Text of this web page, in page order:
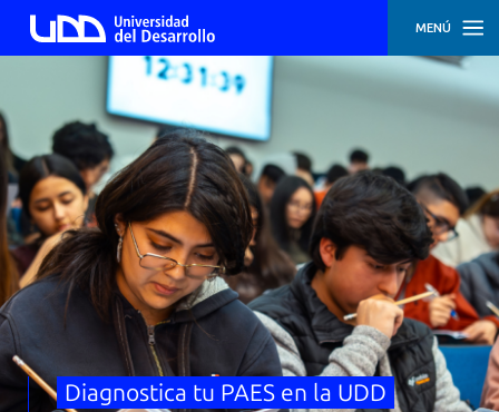
Diagnostica tu PAES en la UDD
MENÚ
INSCRIPCIÓN
SEDE
SANTIAGO
INSCRIPCIÓN
SEDE
CONCEPCIÓN